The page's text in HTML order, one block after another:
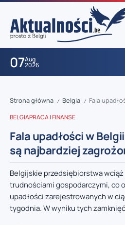
07Aug
2026
Strona główna / Belgia / Fala upadłości w
BELGIAPRACA I FINANSE
Fala upadłości w
są najbardziej
Belgijskie przedsiębiorstwa wciąż
trudnościami gospodarczymi, co
upadłości zarejestrowanych w
tygodnia. W wyniku tych